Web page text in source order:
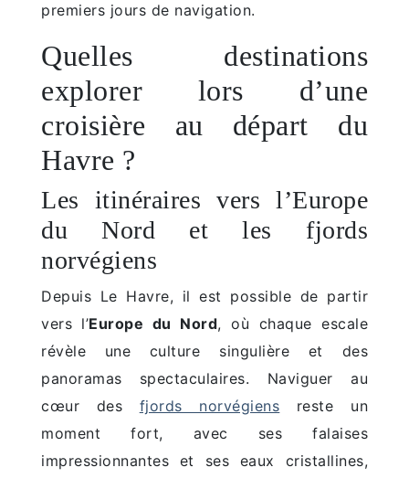
premiers jours de navigation.
Quelles destinations
explorer lors d’une
croisière au départ du
Havre ?
Les itinéraires vers l’Europe
du Nord et les fjords
norvégiens
Depuis Le Havre, il est possible de partir
vers l’Europe du Nord, où chaque escale
révèle une culture singulière et des
panoramas spectaculaires. Naviguer au
cœur des fjords norvégiens reste un
moment fort, avec ses falaises
impressionnantes et ses eaux cristallines,